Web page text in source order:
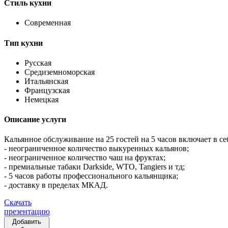
Стиль кухни
Современная
Тип кухни
Русская
Средиземноморская
Итальянская
Французская
Немецкая
Описание услуги
Кальянное обслуживание на 25 гостей на 5 часов включает в
- неограниченное количество выкуренных кальянов;
- неограниченное количество чаш на фруктах;
- премиальные табаки Darkside, WTO, Tangiers и тд;
- 5 часов работы профессионального кальянщика;
- доставку в пределах МКАД.
Скачать
презентацию
Добавить